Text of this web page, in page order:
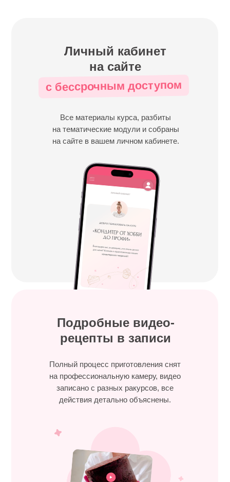
Все материалы курса, разбиты
на тематические модули и собраны
на сайте в вашем личном кабинете.
Личный кабинет
на сайте
с бессрочным доступом
Подробные видео-
рецепты в записи
Полный процесс приготовления снят
на профессиональную камеру, видео
записано с разных ракурсов, все
действия детально объяснены.